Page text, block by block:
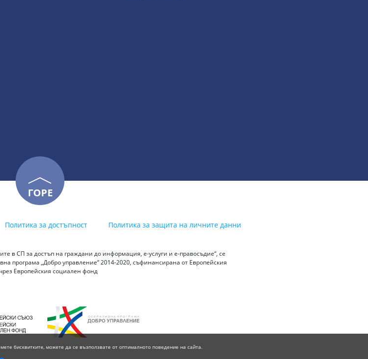
ГОРЕ
Политика за достъпност Политика за защита на личните данни
в СП за достъп на граждани до информация, е-услуги и е-правосъдие“, се
програма „Добро управление“ 2014-2020, съфинансирана от Европейския
Европейския социален фонд
бисквитките, можете да се възползвате от оптималното поведение на сайта.